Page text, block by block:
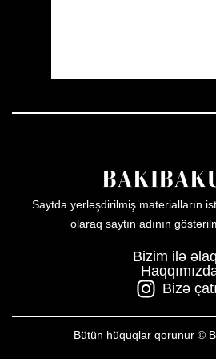
Saytda yerləşdirilmiş materialların
olaraq saytın adının
Bizim ilə
Bizə
Bütün hüquqlar qorunur ©